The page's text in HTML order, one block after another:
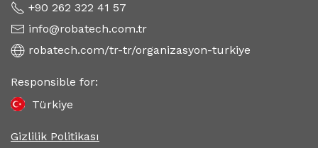
+90 262 322 41 57
info@robatech.com.tr
robatech.com/tr-tr/organizasyon-turkiye
Responsible for:
Türkiye
Gizlilik Politikası